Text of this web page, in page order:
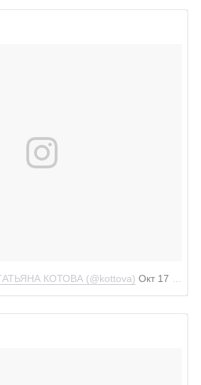
КОТОВА (@kottova) Окт 17 2016 в 4:07 PDT